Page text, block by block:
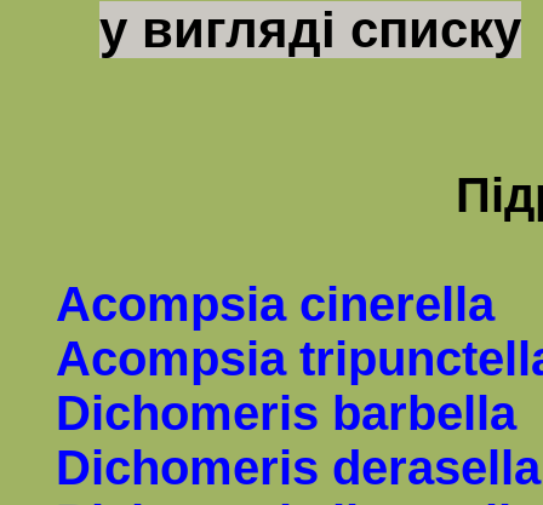
у вигляді списку
Acompsia cinerella
Acompsia
Dichomeris barbella
Dichomeris derasella